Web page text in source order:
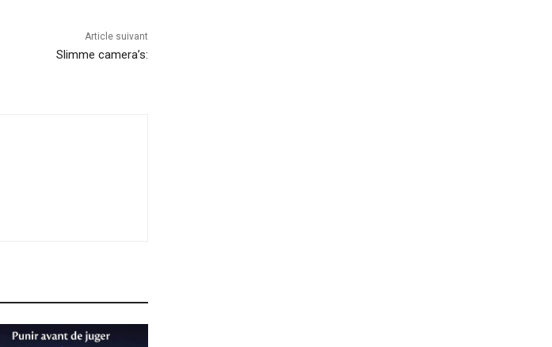
Article suivant
Slimme camera’s: